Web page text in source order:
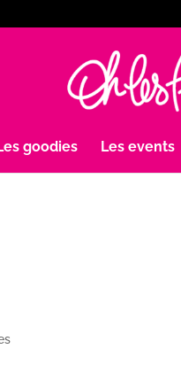
goodies Les events